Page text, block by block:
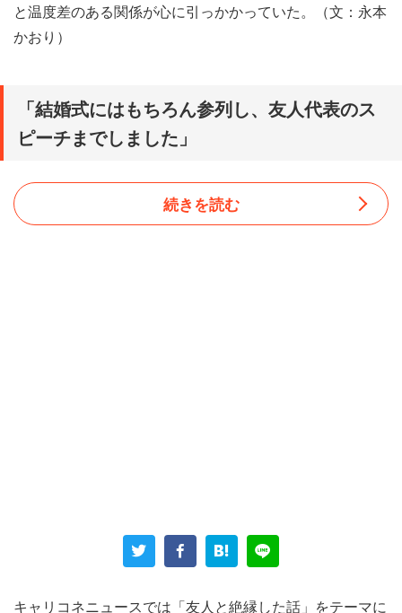
と温度差のある関係が心に引っかかっていた。（文：永本
かおり）
「結婚式にはもちろん参列し、友人代表のス
ピーチまでしました」
「共通の友人もおり、その子の初出勤、結婚、出産など、
した。 結婚式にはもちろん参列し、友人代表のスピーチ
続きを読む
キャリコネニュースでは「友人と絶縁した話」をテーマに